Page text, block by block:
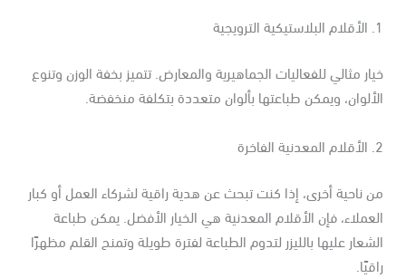
مثالي للفعاليات الجماهيرية والمعارض. تتميز بخفة الوزن وتنوع
ويمكن طباعتها بألوان متعددة بتكلفة منخفضة.
ناحية أخرى، إذا كنت تبحث عن هدية راقية لشركاء العمل أو كبار
فإن الأقلام المعدنية هي الخيار الأفضل. يمكن طباعة
عليها بالليزر لتدوم الطباعة لفترة طويلة وتمنح القلم مظهرًا